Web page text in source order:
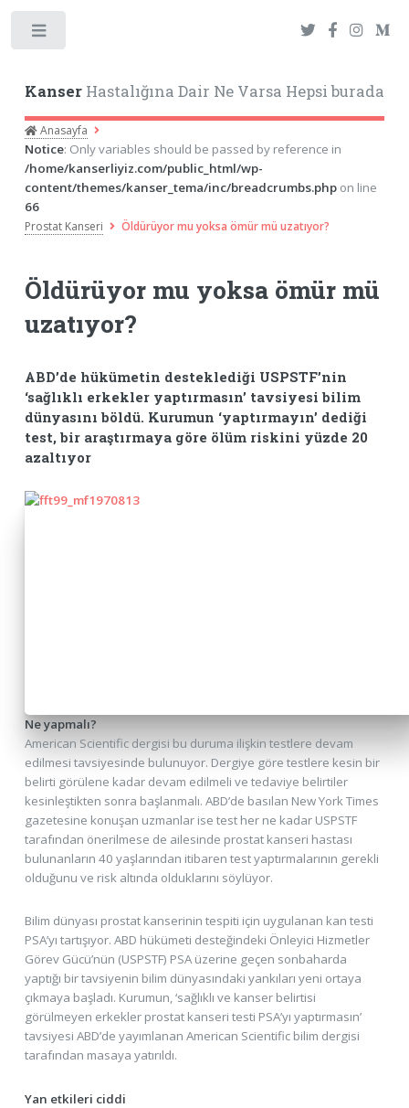
KanserHastalığına Dair Ne Varsa Hepsi burada
Anasayfa
Notice: Only variables should be passed by reference in
/home/kanserliyiz.com/public_html/wp-
content/themes/kanser_tema/inc/breadcrumbs.phpon line
66
Prostat Kanseri Öldürüyor mu yoksa ömür mü uzatıyor?
Öldürüyor mu yoksa ömür mü
uzatıyor?
ABD’de hükümetin desteklediği USPSTF’nin
‘sağlıklı erkekler yaptırmasın’ tavsiyesi bilim
dünyasını böldü. Kurumun ‘yaptırmayın’ dediği
test, bir araştırmaya göre ölüm riskini yüzde 20
azaltıyor
Ne yapmalı?
American Scientific dergisi bu duruma ilişkin testlere devam
edilmesi tavsiyesinde bulunuyor. Dergiye göre testlere kesin bir
belirti görülene kadar devam edilmeli ve tedaviye belirtiler
kesinleştikten sonra başlanmalı. ABD’de basılan New York Times
gazetesine konuşan uzmanlar ise test her ne kadar USPSTF
tarafından önerilmese de ailesinde prostat kanseri hastası
bulunanların 40 yaşlarından itibaren test yaptırmalarının gerekli
olduğunu ve risk altında olduklarını söylüyor.
Bilim dünyası prostat kanserinin tespiti için uygulanan kan testi
PSA’yı tartışıyor. ABD hükümeti desteğindeki Önleyici Hizmetler
Görev Gücü’nün (USPSTF) PSA üzerine geçen sonbaharda
yaptığı bir tavsiyenin bilim dünyasındaki yankıları yeni ortaya
çıkmaya başladı. Kurumun, ‘sağlıklı ve kanser belirtisi
görülmeyen erkekler prostat kanseri testi PSA’yı yaptırmasın’
tavsiyesi ABD’de yayımlanan American Scientific bilim dergisi
tarafından masaya yatırıldı.
Yan etkileri ciddi